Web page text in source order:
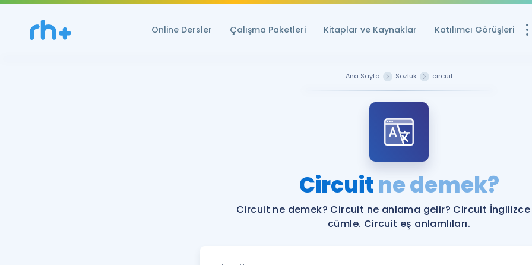
Online Dersler Çalışma Paketleri Kitaplar ve Kaynaklar Katılımcı Görüşleri
YDS ve YÖKDİL
Rehberlik Aracı
YDS ve YÖKDİL'e
Tüm ÖSYM
Ana Sayfa Sözlük circuit
Circuitne demek?
Circuit ne demek? Circuit ne anlama gelir? Circuit
cümle. Circuit eş anlamlıları.